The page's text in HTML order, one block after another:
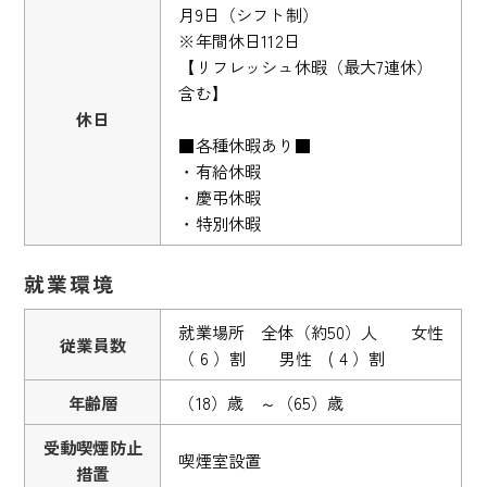
休日
月9日（シフト制）
※年間休日112日
【リフレッシュ休暇（最大7連休）
含む】
■各種休暇あり■
・有給休暇
・慶弔休暇
・特別休暇
就業環境
従業員数
就業場所 全体（約50）人 女性
（ 6 ）割 男性 ( 4 ）割
年齢層
（18）歳 ～（65）歳
受動喫煙防止
措置
喫煙室設置